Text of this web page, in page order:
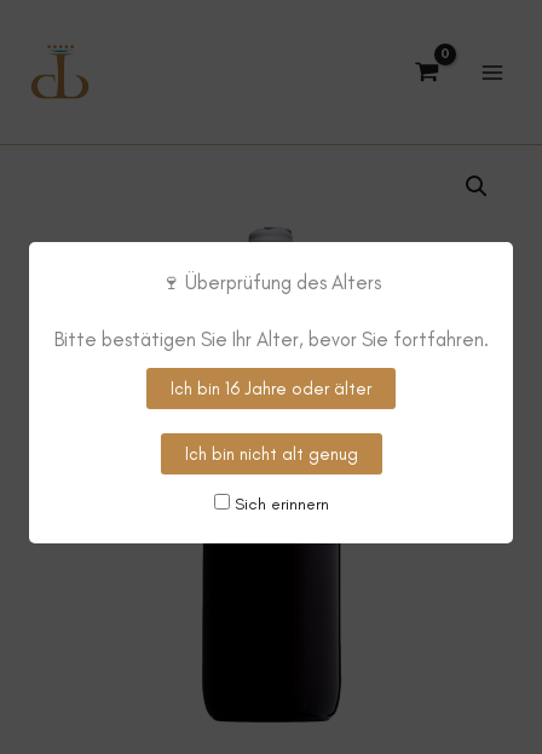
springen
🍷 Überprüfung des Alters
Bitte bestätigen Sie Ihr Alter, bevor Sie fortfahren.
Ich bin 16 Jahre oder älter
Ich bin nicht alt genug
Sich erinnern